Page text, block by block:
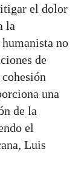
el dolor
la
no
de
una
de la
el
Luis